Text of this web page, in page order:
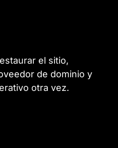
el sitio,
de dominio y
otra vez.